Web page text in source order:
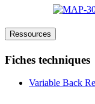
Ressources
Fiches techniques
Variable Back